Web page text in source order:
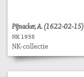
Pijnacker, A. (1622-02-15)
NK 1938
NK-collectie